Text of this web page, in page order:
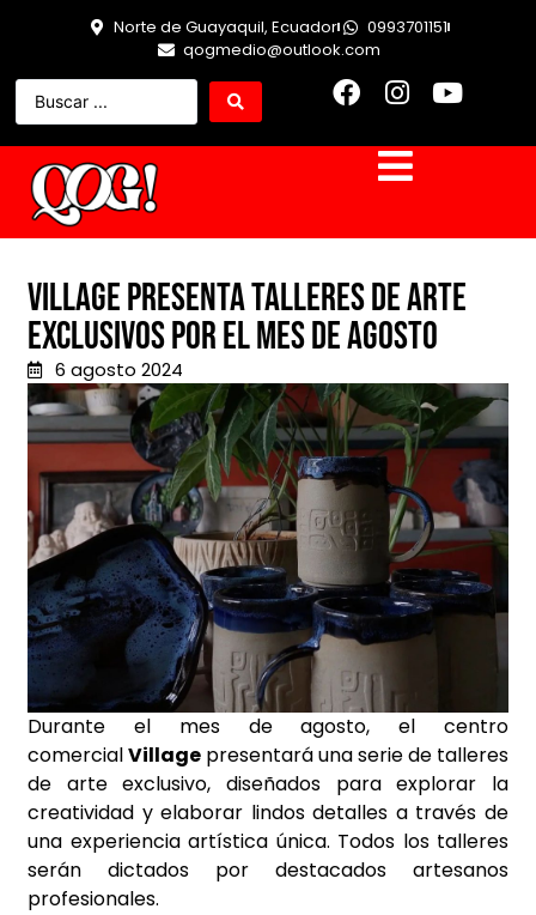
Norte de Guayaquil, Ecuador
0993701151
qogmedio@outlook.com
Village presenta talleres de arte
exclusivos por el mes de agosto
6 agosto 2024
Durante el mes de agosto, el centro
comercialVillage presentará una serie de talleres
de arte exclusivo, diseñados para explorar la
creatividad y elaborar lindos detalles a través de
una experiencia artística única. Todos los talleres
serán dictados por destacados artesanos
profesionales.